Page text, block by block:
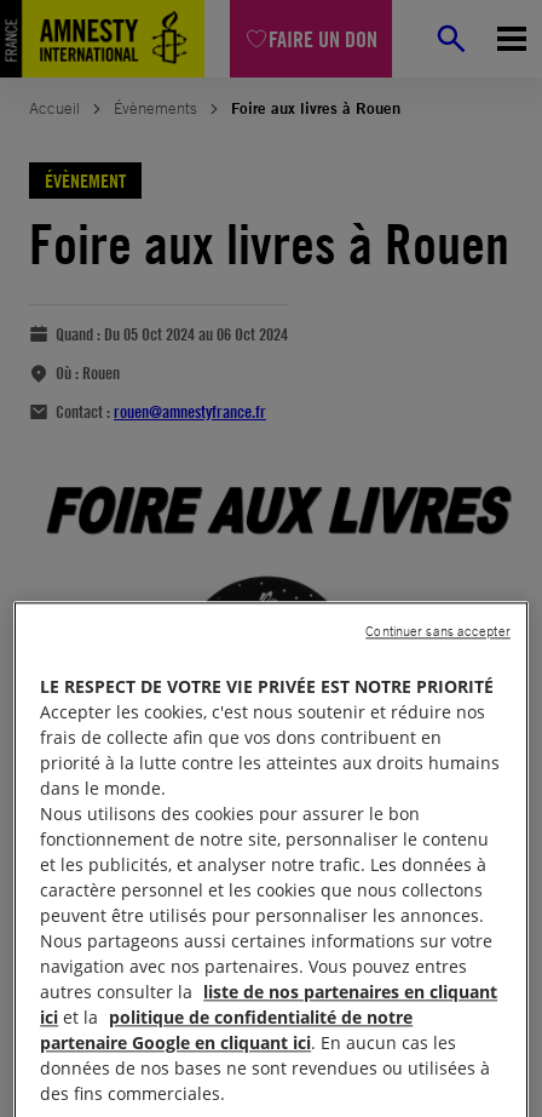
FAIRE UN DON
Accueil Évènements Foire aux livres à Rouen
ÉVÈNEMENT
Foire aux livres à Rouen
Quand : Du 05 Oct 2024 au 06 Oct 2024
Où : Rouen
Contact :rouen@amnestyfrance.fr
Foire aux livres de 9h à 18h La Halle Aux Toiles, 19
place de la Basse Vieille Tour à Rouen Vente de
LE RESPECT DE VOTRE VIE PRIVÉE EST NOTRE PRIORITÉ
Accepter les cookies, c'est nous soutenir et réduire nos
frais de collecte afin que vos dons contribuent en
priorité à la lutte contre les atteintes aux droits humains
dans le monde.
Nous utilisons des cookies pour assurer le bon
fonctionnement de notre site, personnaliser le contenu
et les publicités, et analyser notre trafic. Les données à
caractère personnel et les cookies que nous collectons
peuvent être utilisés pour personnaliser les annonces.
Nous partageons aussi certaines informations sur votre
navigation avec nos partenaires. Vous pouvez entres
autres consulter la liste de nos partenaires en cliquant
ici et la politique de confidentialité de notre
partenaire Google en cliquant ici. En aucun cas les
données de nos bases ne sont revendues ou utilisées à
des fins commerciales.
Continuer sans accepter